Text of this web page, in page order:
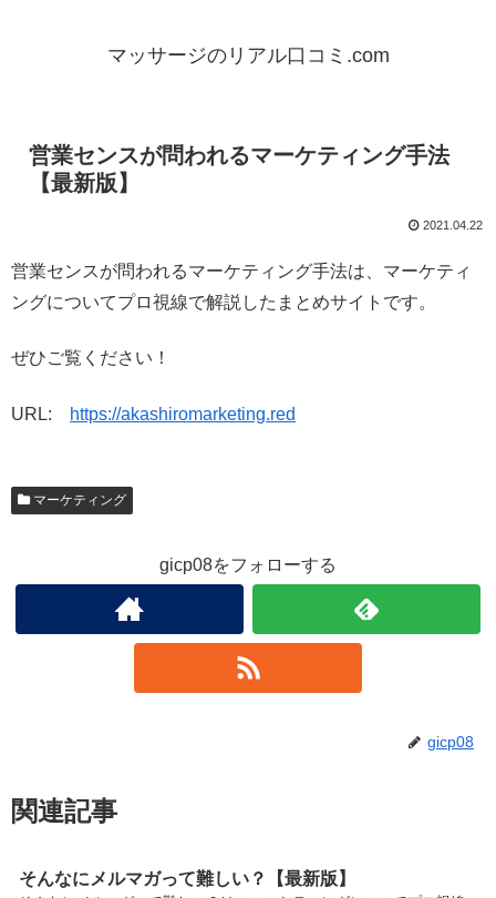
マッサージのリアル口コミ.com
営業センスが問われるマーケティング手法
【最新版】
2021.04.22
営業センスが問われるマーケティング手法は、マーケティ
ングについてプロ視線で解説したまとめサイトです。
ぜひご覧ください！
URL: https://akashiromarketing.red
マーケティング
gicp08をフォローする
gicp08
関連記事
そんなにメルマガって難しい？【最新版】